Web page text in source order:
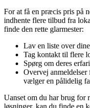
For at få en præcis pris på
indhente flere tilbud fra
finde den rette glarmester:
Lav en liste over
Tag kontakt til flere
Spørg om deres
Overvej
vælger en pålidelig
Uanset om du har brug for